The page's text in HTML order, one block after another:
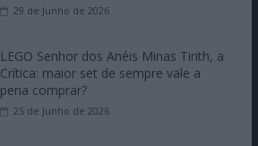
29 de Junho de 2026
LEGO Senhor dos Anéis Minas Tirith, a
Crítica: maior set de sempre vale a
pena comprar?
25 de Junho de 2026